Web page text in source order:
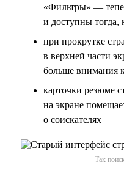
«Фильтры» —
и доступны тогда,
при прокрутке
в верхней части
больше внимания
карточки резюме
на экране
о соискателях
Так